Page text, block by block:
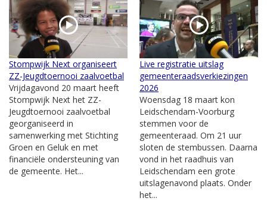
Stompwijk Next organiseert
ZZ-Jeugdtoernooi zaalvoetbal
Vrijdagavond 20 maart heeft
Stompwijk Next het ZZ-
Jeugdtoernooi zaalvoetbal
georganiseerd in
samenwerking met Stichting
Groen en Geluk en met
financiële ondersteuning van
de gemeente. Het...
Live registratie uitslag
gemeenteraadsverkiezingen
2026
Woensdag 18 maart kon
Leidschendam-Voorburg
stemmen voor de
gemeenteraad. Om 21 uur
sloten de stembussen. Daarna
vond in het raadhuis van
Leidschendam een grote
uitslagenavond plaats. Onder
het...